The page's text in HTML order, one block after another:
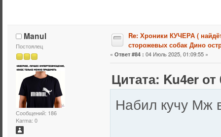
Manul
Постоялец
Сообщений: 186
Karma: 0
Re: Хроники КУЧЕРА (
сторожевых собак Дино
« Ответ #84 : 04 Июль 2025, 01:09:55 »
Цитата: Ku4er
Набил кучу